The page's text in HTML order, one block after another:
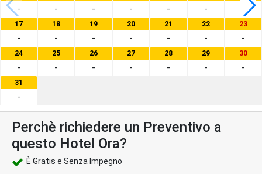
- - - - - -
17
-
18
-
19
-
20
-
21
-
22
-
23
-
24
-
25
-
26
-
27
-
28
-
29
-
30
-
31
-
Perchè richiedere un Preventivo a
questo Hotel Ora?
È Gratis e Senza Impegno